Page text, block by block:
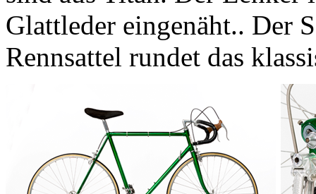
Glattleder eingenäht.. Der
Rennsattel rundet das